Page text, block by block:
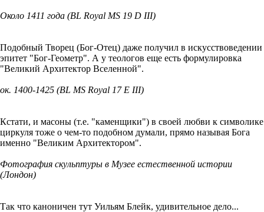
Около 1411 года (BL Royal MS 19 D III)
Подобный Творец (Бог-Отец) даже получил в искусствоведении
эпитет "Бог-Геометр". А у теологов еще есть формулировка
"Великий Архитектор Вселенной".
ок. 1400-1425 (BL MS Royal 17 E III)
Кстати, и масоны (т.е. "каменщики") в своей любви к символике
циркуля тоже о чем-то подобном думали, прямо называя Бога
именно "Великим Архитектором".
Фотография скульптуры в Музее естественной истории
(Лондон)
Так что каноничен тут Уильям Блейк, удивительное дело...